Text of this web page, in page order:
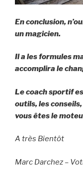
En conclusion,
un magicien.
Il a les formules
accomplira le
Le coach sportif
outils, les
vous êtes le
A très Bientôt
Marc Darchez –